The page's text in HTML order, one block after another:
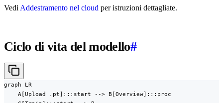
Vedi Addestramento nel cloud per istruzioni dettagliate.
Ciclo di vita del modello#
graph LR
    A[Upload .pt]:::start --> B[Overview]:::proc